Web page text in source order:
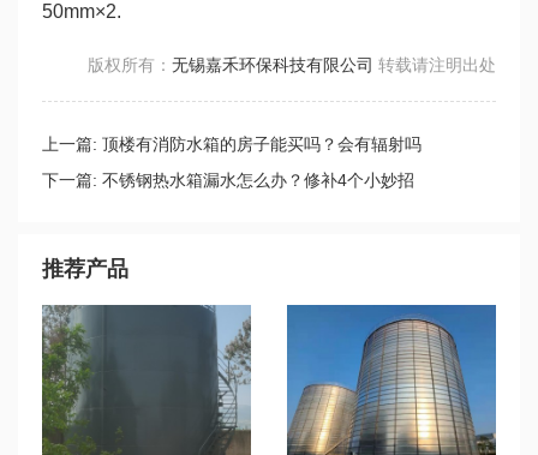
50mm×2.
版权所有： 无锡嘉禾环保科技有限公司 转载请注明出处
上一篇: 顶楼有消防水箱的房子能买吗？会有辐射吗
下一篇: 不锈钢热水箱漏水怎么办？修补4个小妙招
推荐产品